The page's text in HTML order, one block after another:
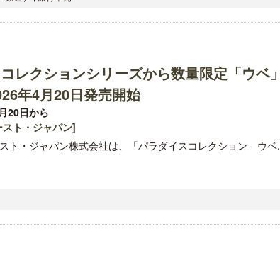
レクションシリーズから数量限定「ウベ
年4月20日発売開始
20日から
ト・ジャパン]
ト・ジャパン株式会社は、「パラダイスコレクション ウベ